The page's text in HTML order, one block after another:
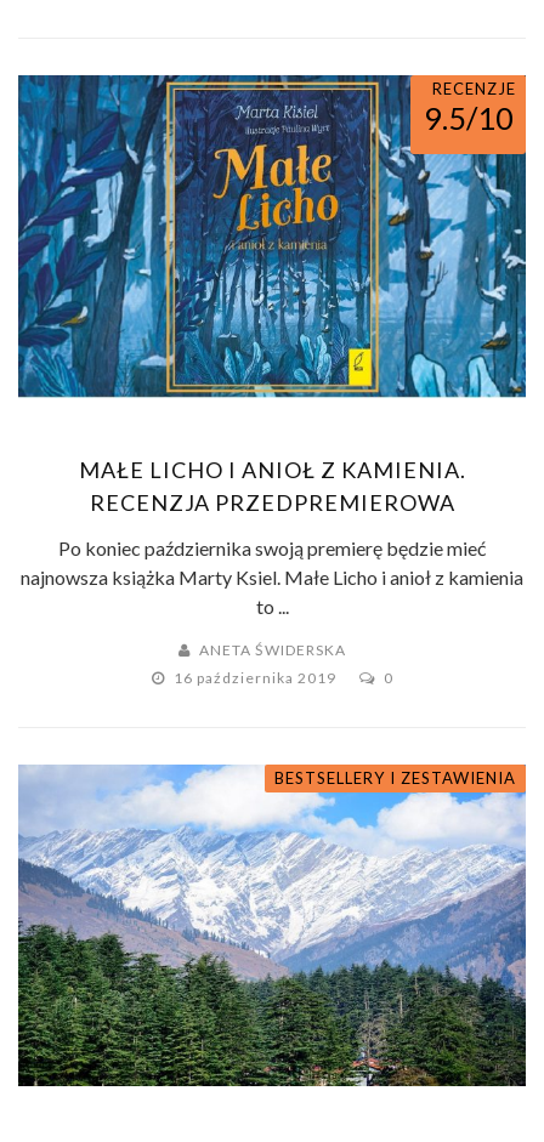
RECENZJE
9.5/10
MAŁE LICHO I ANIOŁ Z KAMIENIA.
RECENZJA PRZEDPREMIEROWA
Po koniec października swoją premierę będzie mieć
najnowsza książka Marty Ksiel. Małe Licho i anioł z kamienia
to ...
ANETA ŚWIDERSKA
16 października 2019
0
BESTSELLERY I ZESTAWIENIA